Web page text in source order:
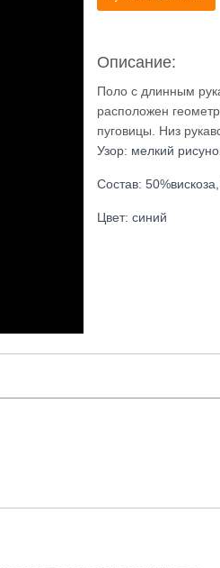
Описание:
Поло с длинным
расположен
пуговицы. Низ
Узор: мелкий
Состав:
Цвет: синий